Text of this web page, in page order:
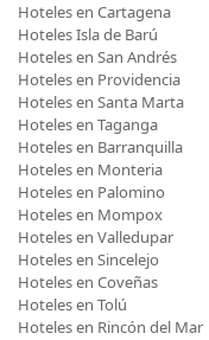
Hoteles en Cartagena
Hoteles Isla de Barú
Hoteles en San Andrés
Hoteles en Providencia
Hoteles en Santa Marta
Hoteles en Taganga
Hoteles en Barranquilla
Hoteles en Monteria
Hoteles en Palomino
Hoteles en Mompox
Hoteles en Valledupar
Hoteles en Sincelejo
Hoteles en Coveñas
Hoteles en Tolú
Hoteles en Rincón del Mar